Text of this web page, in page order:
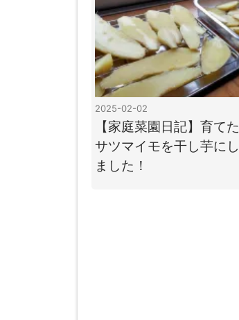
2025-02-02
【家庭菜園日記】育てた
サツマイモを干し芋にし
ました！